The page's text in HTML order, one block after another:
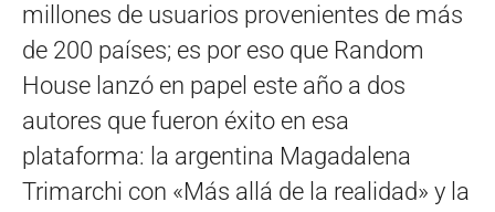
millones de usuarios provenientes de más
de 200 países; es por eso que Random
House lanzó en papel este año a dos
autores que fueron éxito en esa
plataforma: la argentina Magadalena
Trimarchi con «Más allá de la realidad» y la